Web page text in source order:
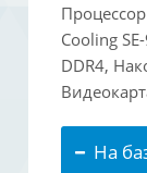
Cooling
DDR4,
На